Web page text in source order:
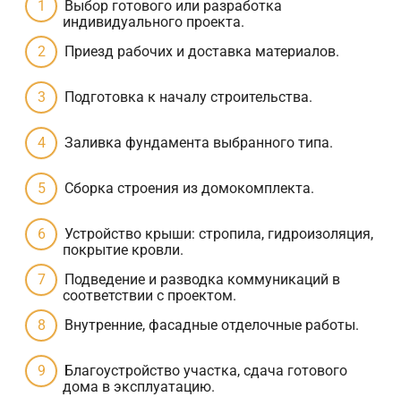
Выбор готового или разработка
индивидуального проекта.
Приезд рабочих и доставка материалов.
Подготовка к началу строительства.
Заливка фундамента выбранного типа.
Сборка строения из домокомплекта.
Устройство крыши: стропила, гидроизоляция,
покрытие кровли.
Подведение и разводка коммуникаций в
соответствии с проектом.
Внутренние, фасадные отделочные работы.
Благоустройство участка, сдача готового
дома в эксплуатацию.